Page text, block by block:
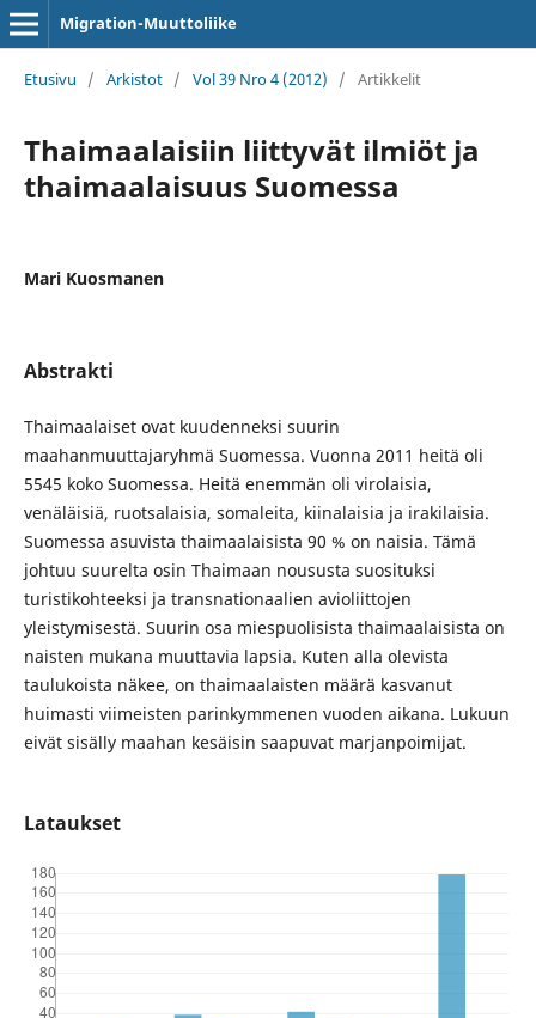
Migration-Muuttoliike
Etusivu / Arkistot / Vol 39 Nro 4 (2012) / Artikkelit
Thaimaalaisiin liittyvät ilmiöt ja
thaimaalaisuus Suomessa
Mari Kuosmanen
Abstrakti
Thaimaalaiset ovat kuudenneksi suurin
maahanmuuttajaryhmä Suomessa. Vuonna 2011 heitä oli
5545 koko Suomessa. Heitä enemmän oli virolaisia,
venäläisiä, ruotsalaisia, somaleita, kiinalaisia ja irakilaisia.
Suomessa asuvista thaimaalaisista 90 % on naisia. Tämä
johtuu suurelta osin Thaimaan noususta suosituksi
turistikohteeksi ja transnationaalien avioliittojen
yleistymisestä. Suurin osa miespuolisista thaimaalaisista on
naisten mukana muuttavia lapsia. Kuten alla olevista
taulukoista näkee, on thaimaalaisten määrä kasvanut
huimasti viimeisten parinkymmenen vuoden aikana. Lukuun
eivät sisälly maahan kesäisin saapuvat marjanpoimijat.
Lataukset